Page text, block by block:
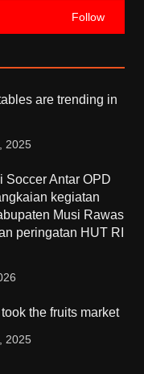
Follow
are trending in
2025
Soccer Antar OPD
kegiatan
Musi Rawas
peringatan HUT RI
the fruits market
2025